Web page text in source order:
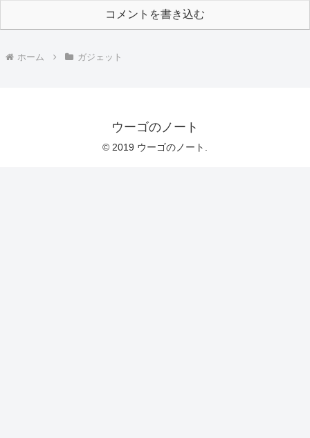
コメントを書き込む
ホーム ガジェット
ウーゴのノート
© 2019 ウーゴのノート.